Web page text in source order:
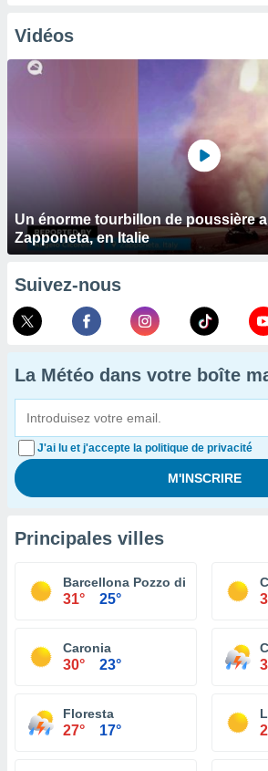
Vidéos
Un énorme tourbillon de poussière
Zapponeta, en Italie
Suivez-nous
La Météo dans votre boîte
J'ai lu et j'accepte la politique de privacité
Principales villes
Barcellona Pozzo di Gotto
31° 25°
Caronia
30° 23°
Floresta
27° 17°